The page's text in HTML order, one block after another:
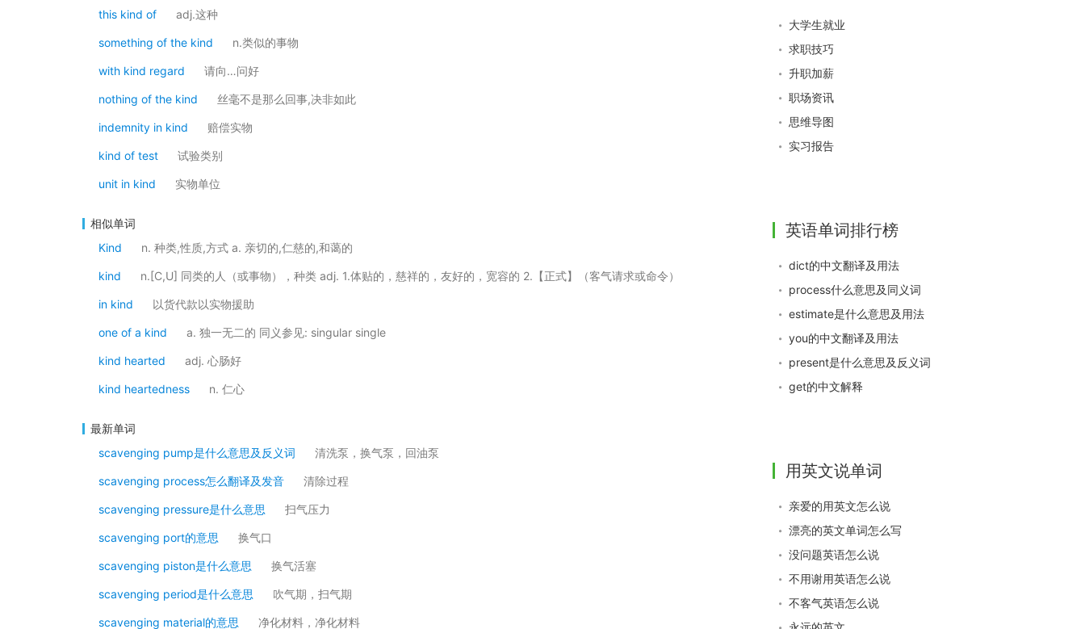
this kind of adj.这种
something of the kind n.类似的事物
with kind regard 请向…问好
nothing of the kind 丝毫不是那么回事,决非如此
indemnity in kind 赔偿实物
kind of test 试验类别
unit in kind 实物单位
相似单词
Kind
n. 种类,性质,方式 a. 亲切的,仁慈的,和蔼的
kind n.[C,U] 同类的人（或事物），种类 adj. 1.体贴的，慈祥的，友好的，宽容的 2.【正式】（客气请求或命令）
in kind 以货代款以实物援助
one of a kind a. 独一无二的 同义参见: singular single
kind hearted adj. 心肠好
kind heartedness n. 仁心
最新单词
scavenging pump是什么意思及反义词
清洗泵，换气泵，回油泵
scavenging process怎么翻译及发音 清除过程
scavenging pressure是什么意思 扫气压力
scavenging port的意思 换气口
scavenging piston是什么意思 换气活塞
scavenging period是什么意思 吹气期，扫气期
scavenging material的意思 净化材料，净化材料
大学生就业
求职技巧
升职加薪
职场资讯
思维导图
实习报告
英语单词排行榜
dict的中文翻译及用法
process什么意思及同义词
estimate是什么意思及用法
you的中文翻译及用法
present是什么意思及反义词
get的中文解释
用英文说单词
亲爱的用英文怎么说
漂亮的英文单词怎么写
没问题英语怎么说
不用谢用英语怎么说
不客气英语怎么说